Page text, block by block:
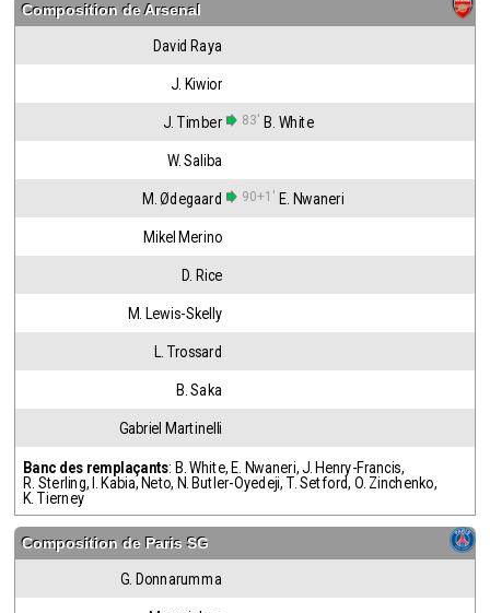
Composition deArsenal
David Raya
J. Kiwior
J. Timber 83' B. White
W. Saliba
M. Ødegaard 90+1' E. Nwaneri
Mikel Merino
D. Rice
M. Lewis-Skelly
L. Trossard
B. Saka
Gabriel Martinelli
Banc des remplaçants: B. White, E. Nwaneri,J. Henry-Francis,
R. Sterling, I. Kabia, Neto, N. Butler-Oyedeji, T. Setford, O. Zinchenko,
K. Tierney
Composition de Paris SG
G. Donnarumma